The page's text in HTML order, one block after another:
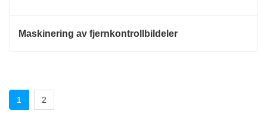
Maskinering av fjernkontrollbildeler
1 2